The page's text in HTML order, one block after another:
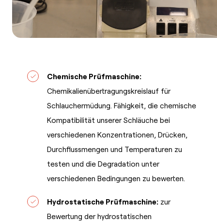
Chemische Prüfmaschine:
Chemikalienübertragungskreislauf für
Schlauchermüdung. Fähigkeit, die chemische
Kompatibilität unserer Schläuche bei
verschiedenen Konzentrationen, Drücken,
Durchflussmengen und Temperaturen zu
testen und die Degradation unter
verschiedenen Bedingungen zu bewerten.
Hydrostatische Prüfmaschine: zur
Bewertung der hydrostatischen